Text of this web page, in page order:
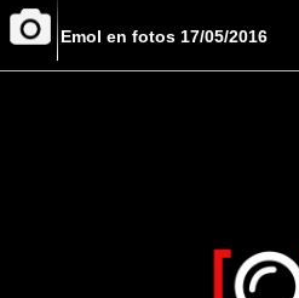
Emol en fotos 17/05/2016